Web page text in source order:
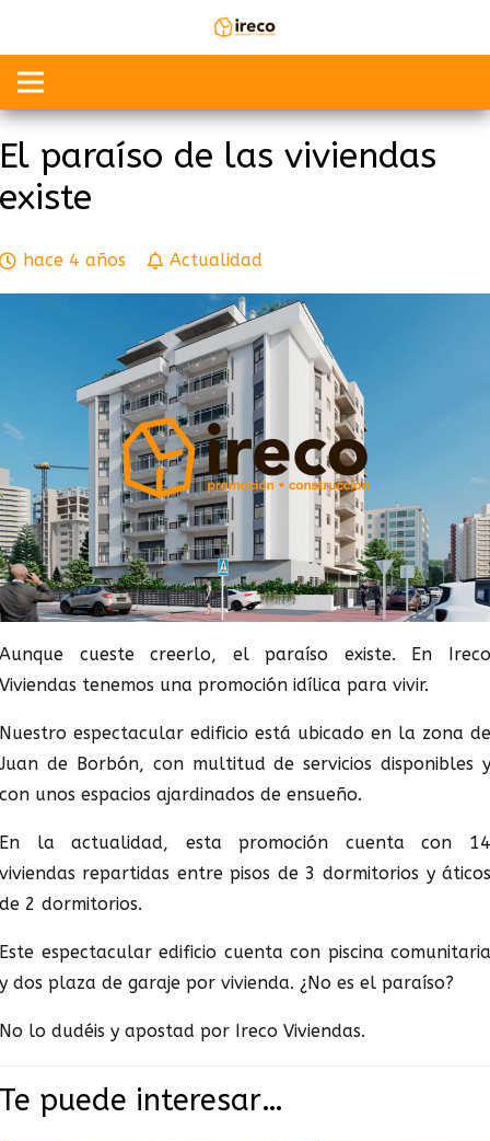
El paraíso de las viviendas
existe
hace 4 años Actualidad
Aunque cueste creerlo, el paraíso existe. En Ireco
Viviendas tenemos una promoción idílica para vivir.
Nuestro espectacular edificio está ubicado en la zona de
Juan de Borbón, con multitud de servicios disponibles y
con unos espacios ajardinados de ensueño.
En la actualidad, esta promoción cuenta con 14
viviendas repartidas entre pisos de 3 dormitorios y áticos
de 2 dormitorios.
Este espectacular edificio cuenta con piscina comunitaria
y dos plaza de garaje por vivienda. ¿No es el paraíso?
No lo dudéis y apostad por Ireco Viviendas.
Te puede interesar…